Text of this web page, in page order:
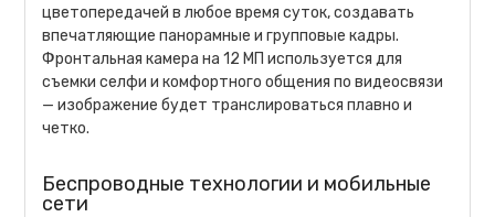
цветопередачей в любое время суток, создавать
впечатляющие панорамные и групповые кадры.
Фронтальная камера на 12 МП используется для
съемки селфи и комфортного общения по видеосвязи
— изображение будет транслироваться плавно и
четко.
Беспроводные технологии и мобильные
сети